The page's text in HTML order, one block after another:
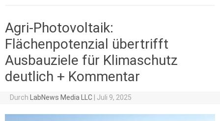
Agri-Photovoltaik:
Flächenpotenzial übertrifft
Ausbauziele für Klimaschutz
deutlich + Kommentar
Durch LabNews Media LLC Juli 9, 2025